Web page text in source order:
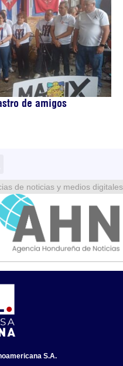
de amigos
de noticias y medios digitales
S.A.